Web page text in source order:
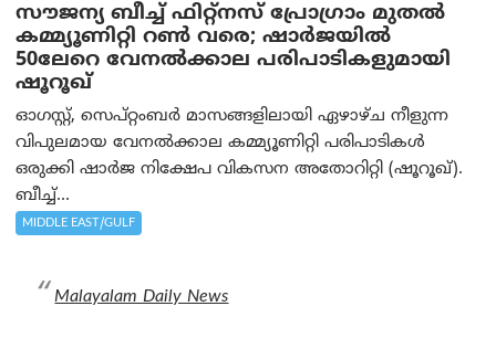
സൗജന്യ ബീച്ച് ഫിറ്റ്നസ് പ്രോ​ഗ്രാം മുതൽ
കമ്മ്യൂണിറ്റി റൺ വരെ; ഷാർജയിൽ
50ലേറെ വേനൽക്കാല പരിപാടികളുമായി
ഷൂറൂഖ്
ഓഗസ്റ്റ്, സെപ്റ്റംബർ മാസങ്ങളിലായി ഏഴാഴ്ച നീളുന്ന
വിപുലമായ വേനൽക്കാല കമ്മ്യൂണിറ്റി പരിപാടികൾ
ഒരുക്കി ഷാർജ നിക്ഷേപ വികസന അതോറിറ്റി (ഷൂറൂഖ്).
ബീച്ച്...
MIDDLE EAST/GULF
Malayalam Daily News